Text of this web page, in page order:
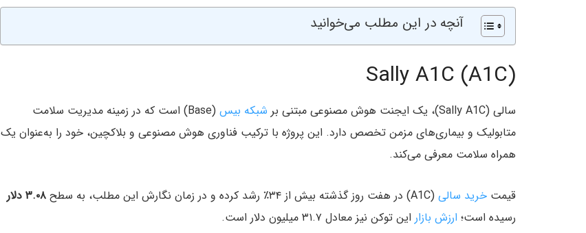
آنچه در این مطلب می‌خوانید
Sally A1C (A1C)
سالی (Sally A1C)، یک ایجنت هوش مصنوعی مبتنی بر شبکه بیس
(Base) است که در زمینه مدیریت سلامت
متابولیک و بیماری‌های مزمن تخصص دارد. این پروژه با ترکیب فناوری هوش مصنوعی و بلاکچین، خود را به‌عنوان یک
همراه سلامت معرفی می‌کند.
قیمت خرید سالی (A1C) در هفت روز گذشته بیش از ۳۴٪ رشد کرده و در زمان نگارش این مطلب، به سطح
۳.۰۸ دلار
رسیده است؛ ارزش بازار این توکن نیز معادل ۳۱.۷ میلیون دلار است.